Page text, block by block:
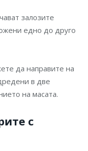
залозите
едно до друго
да направите на
в две
на масата.
с